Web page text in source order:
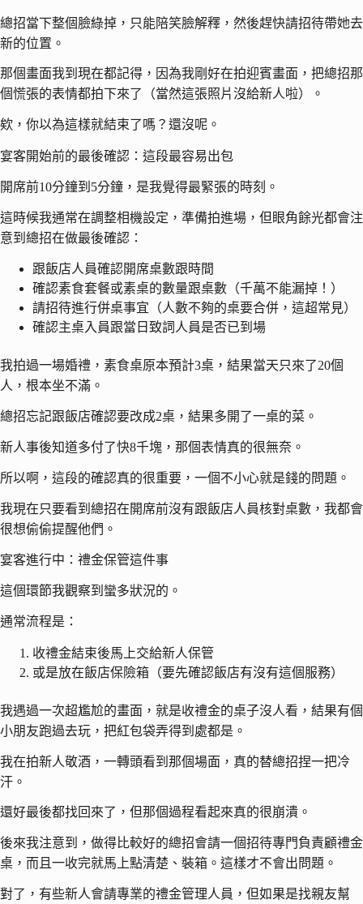
總招當下整個臉綠掉，只能陪笑臉解釋，然後趕快請招待帶她去
新的位置。
那個畫面我到現在都記得，因為我剛好在拍迎賓畫面，把總招那
個慌張的表情都拍下來了（當然這張照片沒給新人啦）。
欸，你以為這樣就結束了嗎？還沒呢。
宴客開始前的最後確認：這段最容易出包
開席前10分鐘到5分鐘，是我覺得最緊張的時刻。
這時候我通常在調整相機設定，準備拍進場，但眼角餘光都會注
意到總招在做最後確認：
跟飯店人員確認開席桌數跟時間
確認素食套餐或素桌的數量跟桌數（千萬不能漏掉！）
請招待進行併桌事宜（人數不夠的桌要合併，這超常見）
確認主桌入員跟當日致詞人員是否已到場
我拍過一場婚禮，素食桌原本預計3桌，結果當天只來了20個
人，根本坐不滿。
總招忘記跟飯店確認要改成2桌，結果多開了一桌的菜。
新人事後知道多付了快8千塊，那個表情真的很無奈。
所以啊，這段的確認真的很重要，一個不小心就是錢的問題。
我現在只要看到總招在開席前沒有跟飯店人員核對桌數，我都會
很想偷偷提醒他們。
宴客進行中：禮金保管這件事
這個環節我觀察到蠻多狀況的。
通常流程是：
收禮金結束後馬上交給新人保管
或是放在飯店保險箱（要先確認飯店有沒有這個服務）
我遇過一次超尷尬的畫面，就是收禮金的桌子沒人看，結果有個
小朋友跑過去玩，把紅包袋弄得到處都是。
我在拍新人敬酒，一轉頭看到那個場面，真的替總招捏一把冷
汗。
還好最後都找回來了，但那個過程看起來真的很崩潰。
後來我注意到，做得比較好的總招會請一個招待專門負責顧禮金
桌，而且一收完就馬上點清楚、裝箱。這樣才不會出問題。
對了，有些新人會請專業的禮金管理人員，但如果是找親友幫